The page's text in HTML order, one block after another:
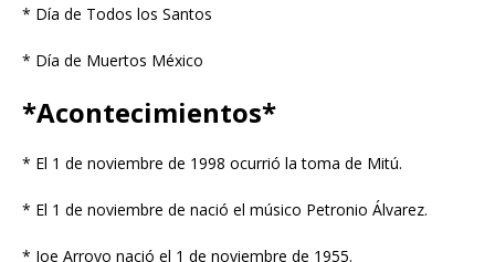
* Día de Todos los Santos
* Día de Muertos México
*Acontecimientos*
* El 1 de noviembre de 1998 ocurrió la toma de Mitú.
* El 1 de noviembre de nació el músico Petronio Álvarez.
* Joe Arroyo nació el 1 de noviembre de 1955.